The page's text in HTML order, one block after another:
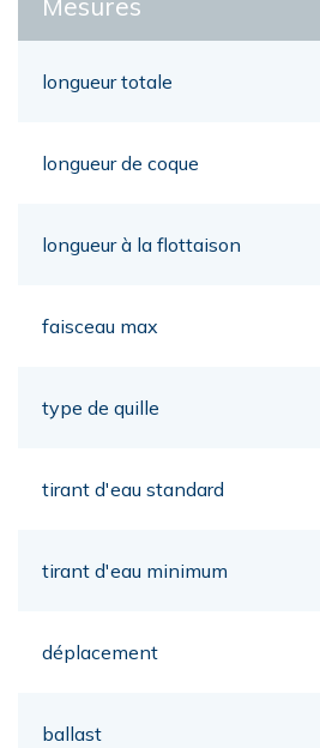
longueur totale
longueur de coque
longueur à la flottaison
faisceau max
type de quille
tirant d'eau standard
tirant d'eau minimum
déplacement
ballast